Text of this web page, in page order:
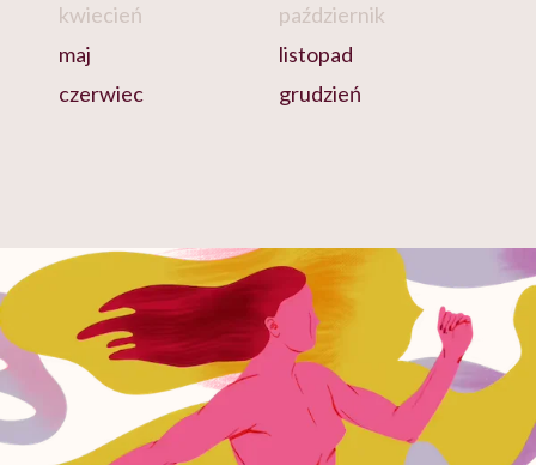
kwiecień
maj
czerwiec
październik
listopad
grudzień